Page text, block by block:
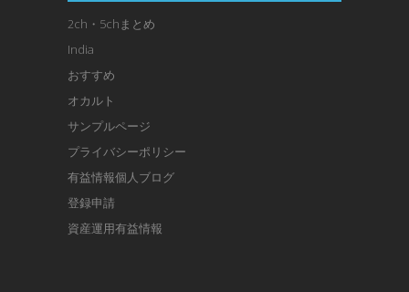
2ch・5chまとめ
India
おすすめ
オカルト
サンプルページ
プライバシーポリシー
有益情報個人ブログ
登録申請
資産運用有益情報